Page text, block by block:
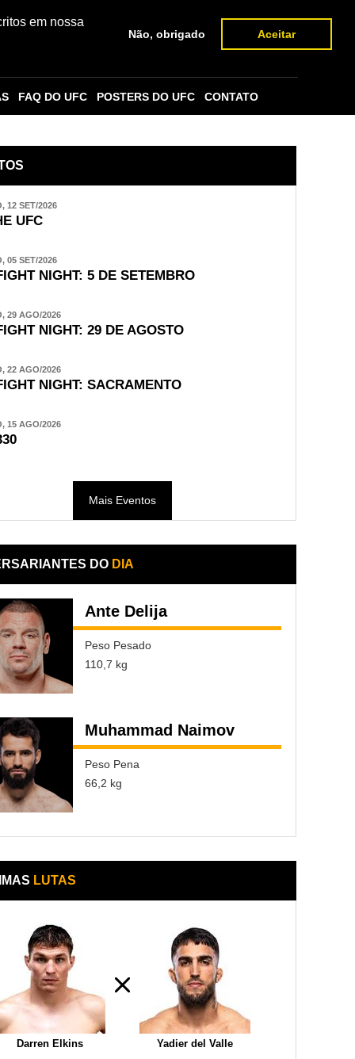
em nossa
Não, obrigado Aceitar
FAQ DO UFC POSTERS DO UFC CONTATO
12 SET/2026
UFC
05 SET/2026
NIGHT: 5 DE SETEMBRO
29 AGO/2026
NIGHT: 29 DE AGOSTO
22 AGO/2026
NIGHT: SACRAMENTO
15 AGO/2026
Mais Eventos
DO DIA
Ante Delija
Peso Pesado
110,7 kg
Muhammad Naimov
Peso Pena
66,2 kg
LUTAS
Darren Elkins Yadier del Valle